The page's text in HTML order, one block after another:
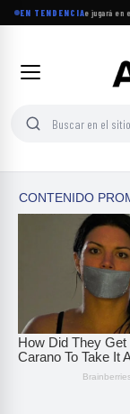
EN TENDENCIA
Clausura 2026 se jugará en el